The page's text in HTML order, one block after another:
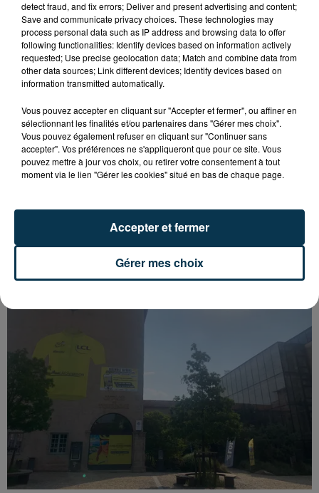
SAINT-ETIENNE : UN ENFANT DÉCÈDE APRÈS
UNE CHUTE DU 8E ÉTAGE
detect fraud, and fix errors; Deliver and present advertising and content;
Save and communicate privacy choices. These technologies may
process personal data such as IP address and browsing data to offer
following functionalities: Identify devices based on information actively
requested; Use precise geolocation data; Match and combine data from
other data sources; Link different devices; Identify devices based on
information transmitted automatically.
Vous pouvez accepter en cliquant sur "Accepter et fermer", ou affiner en
sélectionnant les finalités et/ou partenaires dans "Gérer mes choix".
Vous pouvez également refuser en cliquant sur "Continuer sans
accepter". Vos préférences ne s'appliqueront que pour ce site. Vous
pouvez mettre à jour vos choix, ou retirer votre consentement à tout
moment via le lien "Gérer les cookies" situé en bas de chaque page.
Gérer mes choix
Accepter et fermer